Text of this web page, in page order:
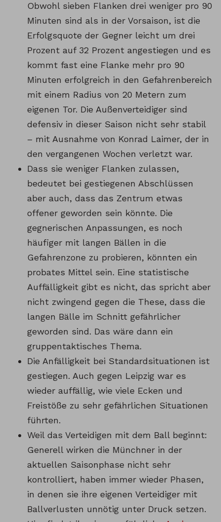
Obwohl sieben Flanken drei weniger pro 90
Minuten sind als in der Vorsaison, ist die
Erfolgsquote der Gegner leicht um drei
Prozent auf 32 Prozent angestiegen und es
kommt fast eine Flanke mehr pro 90
Minuten erfolgreich in den Gefahrenbereich
mit einem Radius von 20 Metern zum
eigenen Tor. Die Außenverteidiger sind
defensiv in dieser Saison nicht sehr stabil
– mit Ausnahme von Konrad Laimer, der in
den vergangenen Wochen verletzt war.
Dass sie weniger Flanken zulassen,
bedeutet bei gestiegenen Abschlüssen
aber auch, dass das Zentrum etwas
offener geworden sein könnte. Die
gegnerischen Anpassungen, es noch
häufiger mit langen Bällen in die
Gefahrenzone zu probieren, könnten ein
probates Mittel sein. Eine statistische
Auffälligkeit gibt es nicht, das spricht aber
nicht zwingend gegen die These, dass die
langen Bälle im Schnitt gefährlicher
geworden sind. Das wäre dann ein
gruppentaktisches Thema.
Die Anfälligkeit bei Standardsituationen ist
gestiegen. Auch gegen Leipzig war es
wieder auffällig, wie viele Ecken und
Freistöße zu sehr gefährlichen Situationen
führten.
Weil das Verteidigen mit dem Ball beginnt:
Generell wirken die Münchner in der
aktuellen Saisonphase nicht sehr
kontrolliert, haben immer wieder Phasen,
in denen sie ihre eigenen Verteidiger mit
Ballverlusten unnötig unter Druck setzen.